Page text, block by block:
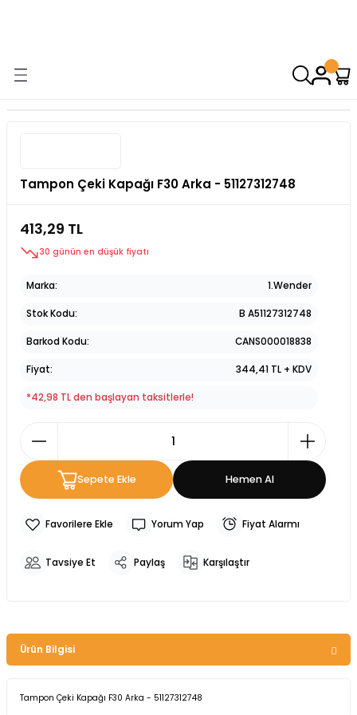
Tampon Çeki Kapağı F30 Arka - 51127312748
413,29 TL
30 günün en düşük fiyatı
Marka 1.Wender
Stok Kodu B A51127312748
Barkod Kodu CANS000018838
Fiyat 344,41 TL + KDV
*42,98 TL den başlayan taksitlerle!
Sepete Ekle Hemen Al
Yorum Yap Fiyat Alarmı
Tavsiye Et Paylaş Karşılaştır
Ürün Bilgisi
Tampon Çeki Kapağı F30 Arka - 51127312748